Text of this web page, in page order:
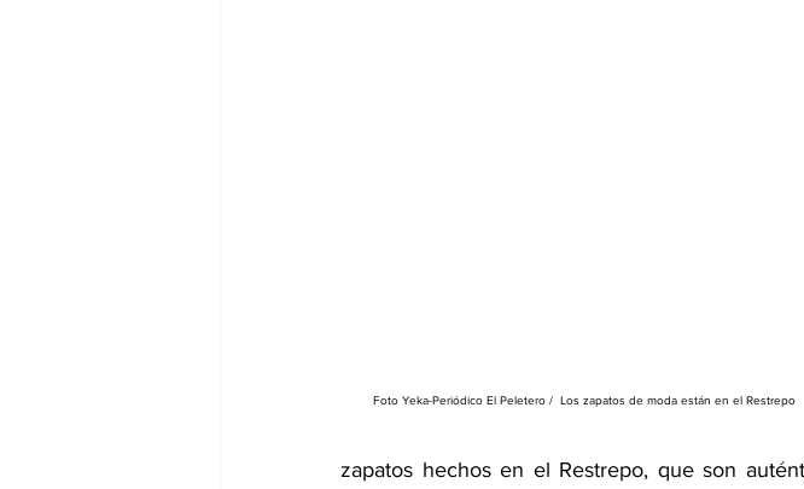
Foto Yeka-Periódico El Peletero /  Los zapatos de moda están en el Restrepo
zapatos hechos en el Restrepo, que son